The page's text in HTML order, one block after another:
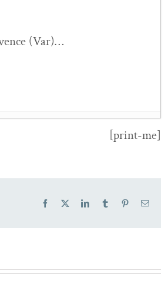
(Var)…
Au fil du labyrinthe
[print-me]
Facebook LinkedInTumblr PinterestEmail